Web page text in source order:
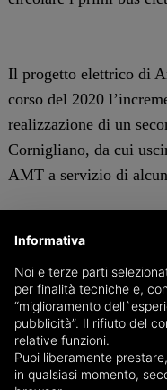
Il progetto elettrico di
corso del 2020
realizzazione di un
Cornigliano, da cui
AMT a servizio di
rimessa Mangini sono
finanziamento di 5
di Genova”, integrati
aziendale. Sono già
all’acquisto di altri 24
da 10,5 metri e
Informativa
Noi e terze parti
per finalità tecniche e,
“miglioramento
pubblicità”. Il rifiuto del
relative funzioni.
Puoi liberamente
in qualsiasi momento,